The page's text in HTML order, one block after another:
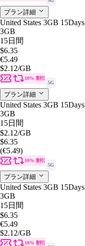
プラン詳細
United States 3GB 15Days
3GB
15日間
$6.35
€5.49
$2.12/GB
10% 割引
5G
プラン詳細
United States 3GB 15Days
3GB
15日間
$2.12/GB
$6.35
(€5.49)
10% 割引
5G
プラン詳細
United States 3GB 15Days
3GB
15日間
$6.35
€5.49
$2.12/GB
10% 割引